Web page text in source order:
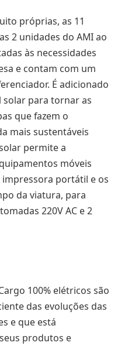
próprias, as 11
2 unidades do AMI ao
às necessidades
e contam com um
É adicionado
solar para tornar as
que fazem o
mais sustentáveis
permite a
móveis
portátil e os
da viatura, para
220V AC e 2
100% elétricos são
das evoluções das
e que está
produtos e